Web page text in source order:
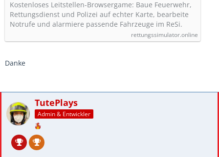
Kostenloses Leitstellen-Browsergame: Baue Feuerwehr,
Rettungsdienst und Polizei auf echter Karte, bearbeite
Notrufe und alarmiere passende Fahrzeuge im ReSi.
rettungssimulator.online
Danke
TutePlays
Admin & Entwickler